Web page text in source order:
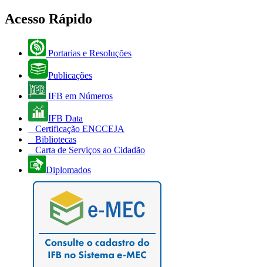
Acesso Rápido
Portarias e Resoluções
Publicações
IFB em Números
IFB Data
Certificação ENCCEJA
Bibliotecas
Carta de Serviços ao Cidadão
Diplomados